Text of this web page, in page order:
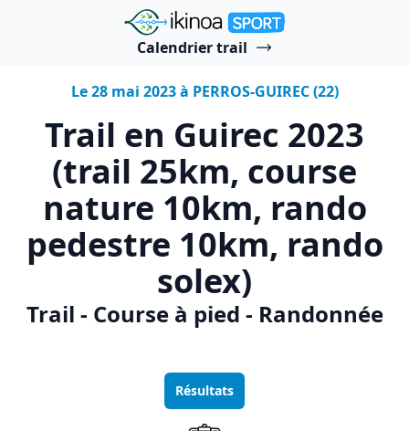
"Ikinoa Sport"
Calendrier trail
Le 28 mai 2023 à PERROS-GUIREC (22)
Trail en Guirec 2023
(trail 25km, course
nature 10km, rando
pedestre 10km, rando
solex)
Trail - Course à pied - Randonnée
Résultats